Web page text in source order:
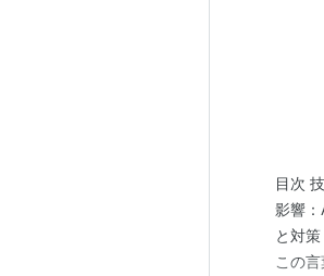
目次
影響
と対
この